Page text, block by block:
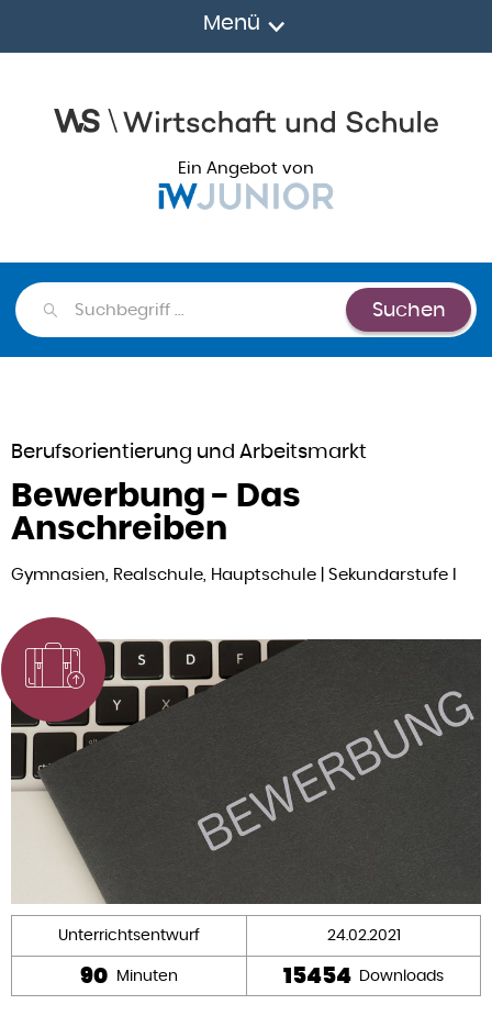
Menü
Ein Angebot von
Suchen Suchen
Bewerbung - Das
Anschreiben
Berufsorientierung und Arbeitsmarkt
Gymnasien, Realschule, Hauptschule | Sekundarstufe I
Unterrichtsentwurf 24.02.2021
90 Minuten 15454 Downloads